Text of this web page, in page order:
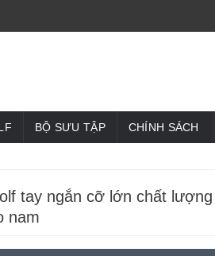
BỘ SƯU TẬP CHÍNH SÁCH
tay ngắn cỡ lớn chất
nam